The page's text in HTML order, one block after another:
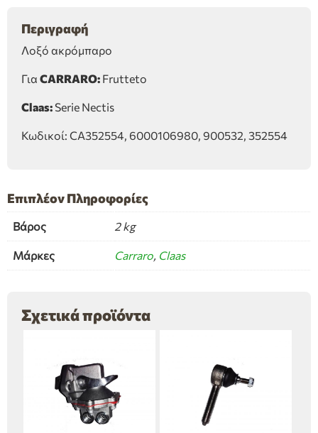
Περιγραφή
Λοξό ακρόμπαρο
Για CARRARO: Frutteto
Claas: Serie Nectis
Κωδικοί: CA352554, 6000106980, 900532, 352554
Επιπλέον Πληροφορίες
Βάρος 2 kg
Μάρκες Carraro Claas
Σχετικά προϊόντα